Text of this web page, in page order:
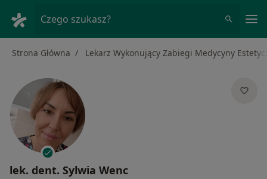
Czego szukasz?
Strona Główna Lekarz Wykonujący Zabiegi Medycyny
lek. dent. Sylwia Wenc